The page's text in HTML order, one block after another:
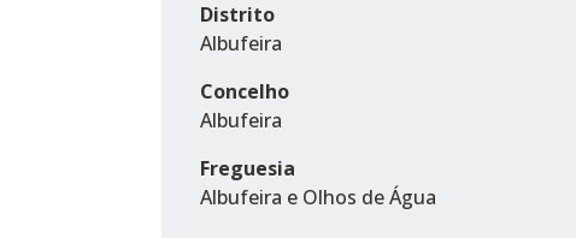
Distrito
Albufeira
Concelho
Albufeira
Freguesia
Albufeira e Olhos de Água